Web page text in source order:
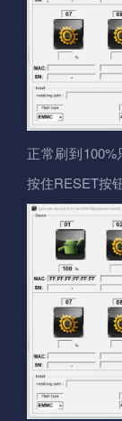
正常刷到
按住RESET按